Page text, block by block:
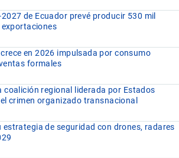
de Ecuador prevé producir 530 mil
en 2026 impulsada por consumo
formales
coalición regional liderada por Estados
crimen organizado transnacional
estrategia de seguridad con drones, radares